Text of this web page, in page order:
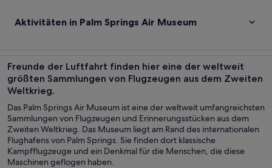
Aktivitäten in Palm Springs Air Museum
Freunde der Luftfahrt finden hier eine der weltweit
größten Sammlungen von Flugzeugen aus dem Zweiten
Weltkrieg.
Das Palm Springs Air Museum ist eine der weltweit umfangreichsten
Sammlungen von Flugzeugen und Erinnerungsstücken aus dem
Zweiten Weltkrieg. Das Museum liegt am Rand des internationalen
Flughafens von Palm Springs. Sie finden dort klassische
Kampfflugzeuge und ein Denkmal für die Menschen, die diese
Maschinen geflogen haben.